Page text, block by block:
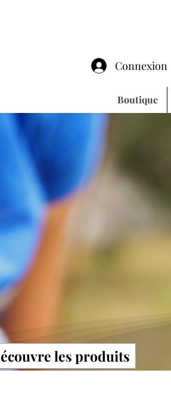
Connexion
Boutique
les produits